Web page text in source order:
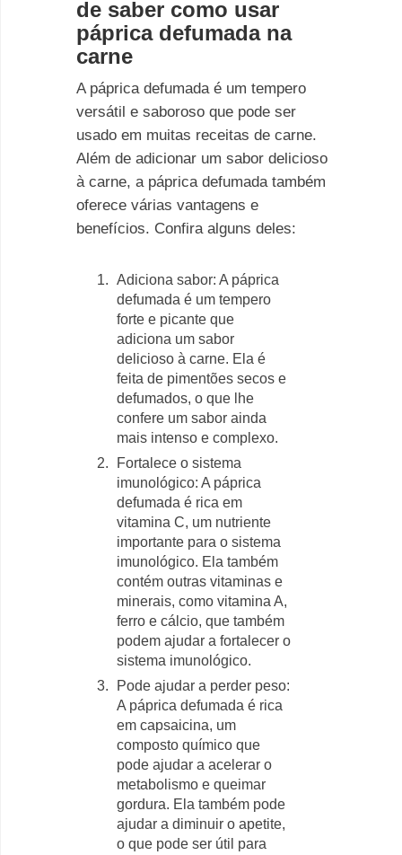
de saber como usar
páprica defumada na
carne
A páprica defumada é um tempero
versátil e saboroso que pode ser
usado em muitas receitas de carne.
Além de adicionar um sabor delicioso
à carne, a páprica defumada também
oferece várias vantagens e
benefícios. Confira alguns deles:
Adiciona sabor: A páprica
defumada é um tempero
forte e picante que
adiciona um sabor
delicioso à carne. Ela é
feita de pimentões secos e
defumados, o que lhe
confere um sabor ainda
mais intenso e complexo.
Fortalece o sistema
imunológico: A páprica
defumada é rica em
vitamina C, um nutriente
importante para o sistema
imunológico. Ela também
contém outras vitaminas e
minerais, como vitamina A,
ferro e cálcio, que também
podem ajudar a fortalecer o
sistema imunológico.
Pode ajudar a perder peso:
A páprica defumada é rica
em capsaicina, um
composto químico que
pode ajudar a acelerar o
metabolismo e queimar
gordura. Ela também pode
ajudar a diminuir o apetite,
o que pode ser útil para